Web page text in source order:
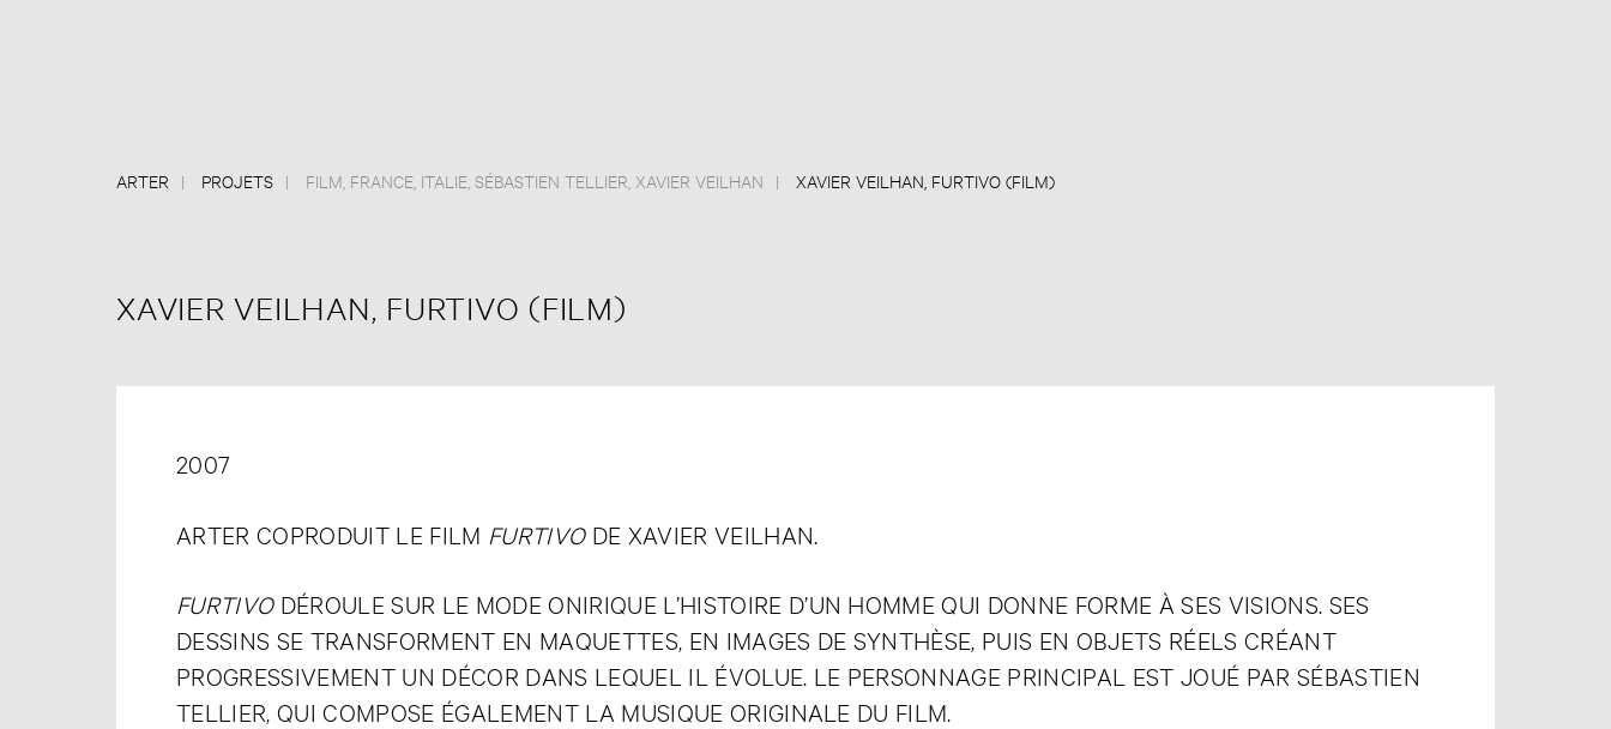
ARTER PROJETS FILM FRANCE ITALIE SÉBASTIEN TELLIER XAVIER VEILHAN XAVIER VEILHAN, FURTIVO (FILM)
XAVIER VEILHAN, FURTIVO (FILM)
2007
ARTER COPRODUIT LE FILM FURTIVODE XAVIER VEILHAN.
FURTIVODÉROULE SUR LE MODE ONIRIQUE L’HISTOIRE D’UN HOMME QUI DONNE FORME À SES VISIONS. SES
DESSINS SE TRANSFORMENT EN MAQUETTES, EN IMAGES DE SYNTHÈSE, PUIS EN OBJETS RÉELS CRÉANT
PROGRESSIVEMENT UN DÉCOR DANS LEQUEL IL ÉVOLUE. LE PERSONNAGE PRINCIPAL EST JOUÉ PAR SÉBASTIEN
TELLIER, QUI COMPOSE ÉGALEMENT LA MUSIQUE ORIGINALE DU FILM.